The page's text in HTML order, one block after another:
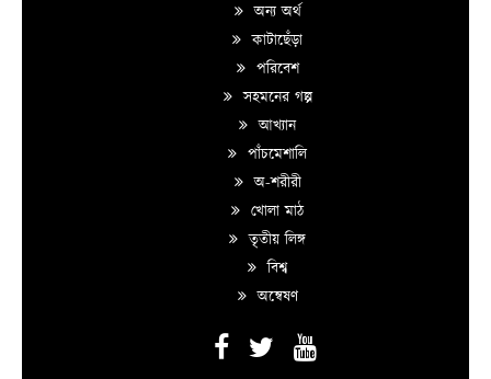
অন্য অর্থ
কাটাছেঁড়া
পরিবেশ
সহমনের গল্প
আখ্যান
পাঁচমেশালি
অ-শরীরী
খোলা মাঠ
তৃতীয় লিঙ্গ
বিশ্ব
অন্বেষণ